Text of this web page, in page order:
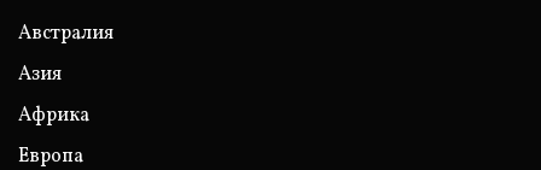
Австралия
Азия
Африка
Европа